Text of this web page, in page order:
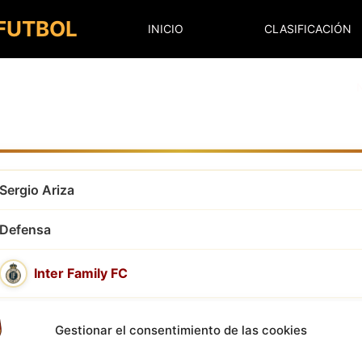
Gestionar el consentimiento de las cookies
INICIO CLASIFICACIÓN
Sergio Ariza
Defensa
Inter Family FC